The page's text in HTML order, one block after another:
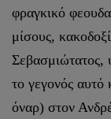
φραγκικό
μίσους,
Σεβασμιώτατος,
το γεγονός αυτό
όναρ) στον